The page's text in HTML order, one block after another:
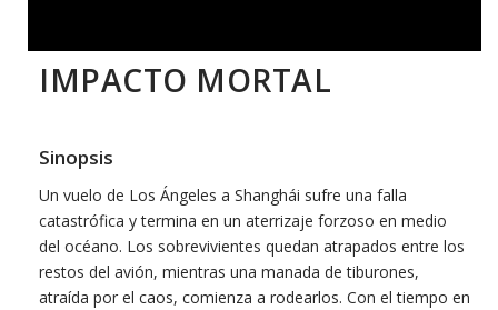
IMPACTO MORTAL
Sinopsis
Un vuelo de Los Ángeles a Shanghái sufre una falla
catastrófica y termina en un aterrizaje forzoso en medio
del océano. Los sobrevivientes quedan atrapados entre los
restos del avión, mientras una manada de tiburones,
atraída por el caos, comienza a rodearlos. Con el tiempo en